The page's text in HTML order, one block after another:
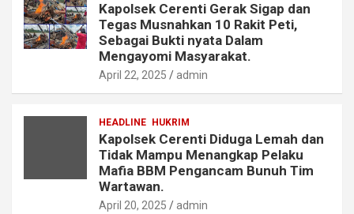
Kapolsek Cerenti Gerak Sigap dan
Tegas Musnahkan 10 Rakit Peti,
Sebagai Bukti nyata Dalam
Mengayomi Masyarakat.
April 22, 2025 admin
HEADLINE HUKRIM
Kapolsek Cerenti Diduga Lemah dan
Tidak Mampu Menangkap Pelaku
Mafia BBM Pengancam Bunuh Tim
Wartawan.
April 20, 2025 admin